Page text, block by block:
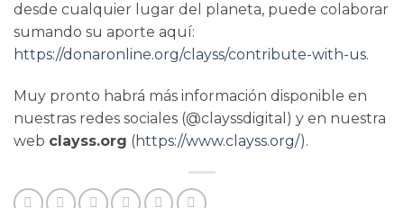
desde cualquier lugar del planeta, puede colaborar
sumando su aporte aquí:
https://donaronline.org/clayss/contribute-with-us.
Muy pronto habrá más información disponible en
nuestras redes sociales (@clayssdigital) y en nuestra
web clayss.org (https://www.clayss.org/).